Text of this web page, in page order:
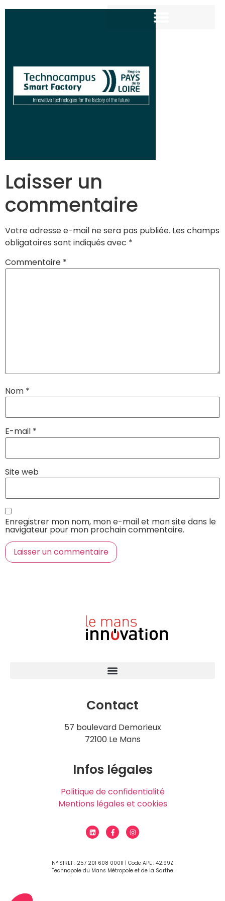
Laisser un
commentaire
Votre adresse e-mail ne sera pas publiée. Les champs
obligatoires sont indiqués avec *
Commentaire *
Nom *
E-mail *
Site web
Enregistrer mon nom, mon e-mail et mon site dans le
navigateur pour mon prochain commentaire.
Contact
57 boulevard Demorieux
72100 Le Mans
Infos légales
Politique de confidentialité
Mentions légales et cookies
N° SIRET : 257 201 608 00011 | Code APE : 42.99Z
Technopole du Mans Métropole et de la Sarthe